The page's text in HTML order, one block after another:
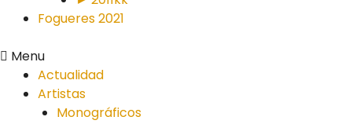
Fogueres 2021
Menu
Actualidad
Artistas
Monográficos